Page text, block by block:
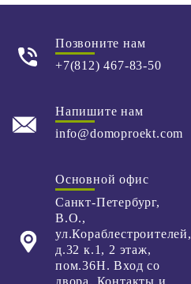
Позвоните нам
+7(812) 467-83-50
Напишите нам
info@domoproekt.com
Основной офис
Санкт-Петербург,
В.О.,
ул.Кораблестроителей,
д.32 к.1, 2 этаж,
пом.36Н. Вход со